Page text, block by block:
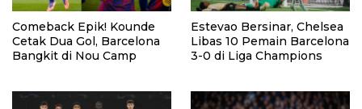
Comeback Epik! Kounde
Cetak Dua Gol, Barcelona
Bangkit di Nou Camp
Estevao Bersinar, Chelsea
Libas 10 Pemain Barcelona
3-0 di Liga Champions